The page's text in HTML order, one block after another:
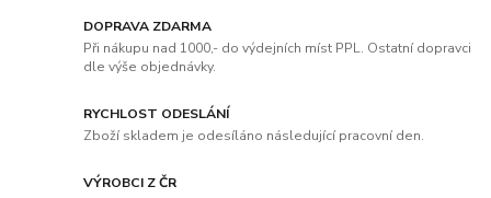
DOPRAVA ZDARMA
Při nákupu nad 1000,- do výdejních míst PPL. Ostatní dopravci
dle výše objednávky.
RYCHLOST ODESLÁNÍ
Zboží skladem je odesíláno následující pracovní den.
VÝROBCI Z ČR